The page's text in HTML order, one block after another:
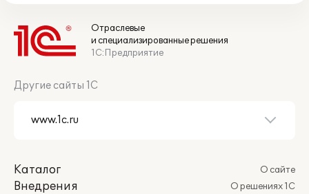
Отраслевые
и специализированные решения
1С:Предприятие
Другие сайты 1С
Каталог
Внедрения
О сайте
О решениях 1С